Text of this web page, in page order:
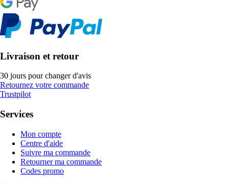
Livraison et retour
30 jours pour changer d'avis
Retournez votre commande
Trustpilot
Services
Mon compte
Centre d'aide
Suivre ma commande
Retourner ma commande
Codes promo